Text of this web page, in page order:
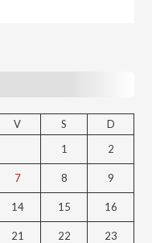
V S
D
1
2
7 8 9
14 15 16
21 22 23